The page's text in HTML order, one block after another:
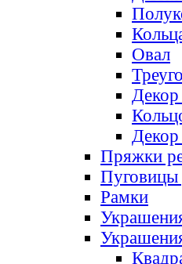
Овал
Декор
Пряжки
Рамки